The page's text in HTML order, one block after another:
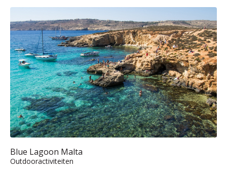
Blue Lagoon Malta
Outdooractiviteiten